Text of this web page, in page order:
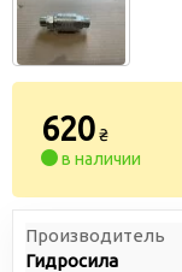
620₴
в наличии
Производитель
Гидросила